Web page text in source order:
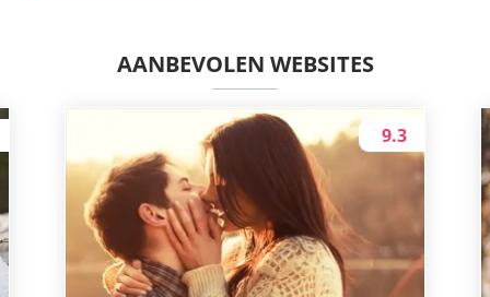
AANBEVOLEN WEBSITES
9.3